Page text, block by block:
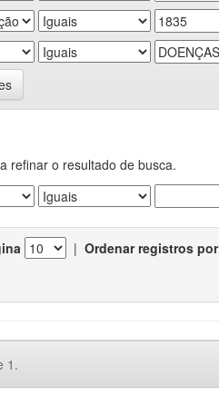
refinar o resultado de busca.
| Ordenar registros por
1.